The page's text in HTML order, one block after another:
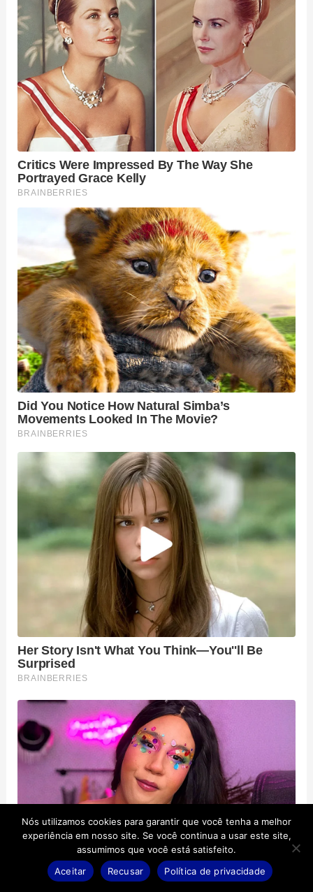
Nós utilizamos cookies para garantir que você tenha a melhor
experiência em nosso site. Se você continua a usar este site,
assumimos que você está satisfeito.
Aceitar
Recusar Política de privacidade